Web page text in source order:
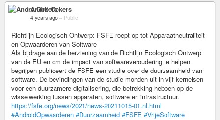
André Ockers
4 years ago – Public
Richtlijn Ecologisch Ontwerp: FSFE roept op tot Apparaatneutraliteit
en Opwaarderen van Software
Als bijdrage aan de herziening van de Richtlijn Ecologisch Ontwerp
van de EU en om de impact van softwareveroudering te helpen
begrijpen publiceert de FSFE een studie over de duurzaamheid van
software. De bevindingen van de studie monden uit in vijf kerneisen
voor een duurzamere digitalisering, die betrekking hebben op de
wisselwerking tussen apparaten, software en infrastructuur.
https://fsfe.org/news/2021/news-20211015-01.nl.html
#AndroidOpwaarderen #Duurzaamheid #FSFE #VrijeSoftware